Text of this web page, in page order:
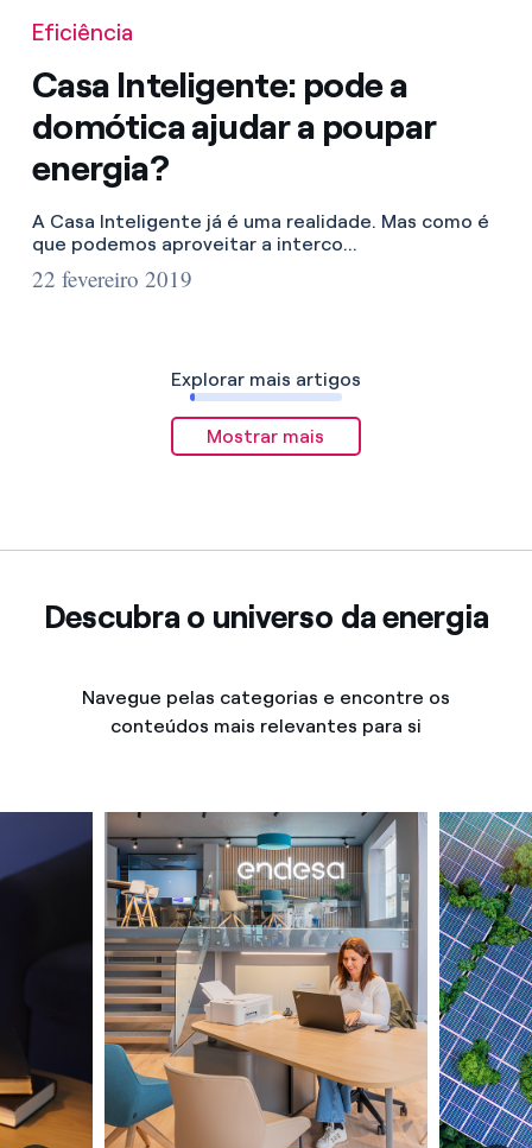
Eficiência
Casa Inteligente: pode a
domótica ajudar a poupar
energia?
A Casa Inteligente já é uma realidade. Mas como é
que podemos aproveitar a interco...
22 fevereiro 2019
Explorar mais artigos
Mostrar mais
Descubra o universo da energia
Navegue pelas categorias e encontre os
conteúdos mais relevantes para si